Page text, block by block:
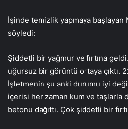
İşinde temizlik yapmaya başlayan
söyledi:
Şiddetli bir yağmur ve fırtına
uğursuz bir görüntü ortaya çıktı.
İşletmenin şu anki durumu iyi
içerisi her zaman kum ve taşlarla
betonu dağıttı. Çok şiddetli bir